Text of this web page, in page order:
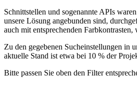
Schnittstellen und sogenannte APIs
unsere Lösung angebunden sind,
auch mit entsprechenden
Zu den gegebenen Sucheinstellungen in
aktuelle Stand ist etwa bei 10 % der
Bitte passen Sie oben den Filter